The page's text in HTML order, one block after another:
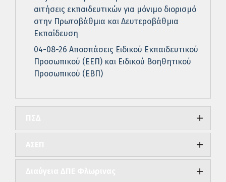
αιτήσεις εκπαιδευτικών για μόνιμο διορισμό
στην Πρωτοβάθμια και Δευτεροβάθμια
Εκπαίδευση
04-08-26 Αποσπάσεις Ειδικού Εκπαιδευτικού
Προσωπικού (ΕΕΠ) και Ειδικού Βοηθητικού
Προσωπικού (ΕΒΠ)